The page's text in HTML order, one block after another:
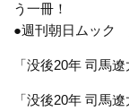
う一冊！
●週刊朝日ムック
「没後20年 司馬遼
「没後20年 司馬